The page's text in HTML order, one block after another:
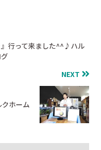
』行って来ました^^♪ハル
NEXT
ホーム